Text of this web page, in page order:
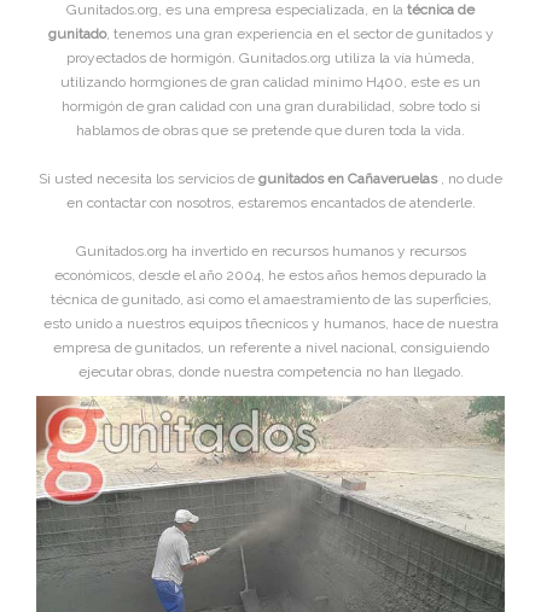
Gunitados.org, es una empresa especializada, en la técnica de
gunitado, tenemos una gran experiencia en el sector de gunitados y
proyectados de hormigón. Gunitados.org utiliza la vía húmeda,
utilizando hormgiones de gran calidad mínimo H400, este es un
hormigón de gran calidad con una gran durabilidad, sobre todo si
hablamos de obras que se pretende que duren toda la vida.
Si usted necesita los servicios de gunitados en Cañaveruelas , no dude
en contactar con nosotros, estaremos encantados de atenderle.
Gunitados.org ha invertido en recursos humanos y recursos
económicos, desde el año 2004, he estos años hemos depurado la
técnica de gunitado, asi como el amaestramiento de las superficies,
esto unido a nuestros equipos tñecnicos y humanos, hace de nuestra
empresa de gunitados, un referente a nivel nacional, consiguiendo
ejecutar obras, donde nuestra competencia no han llegado.